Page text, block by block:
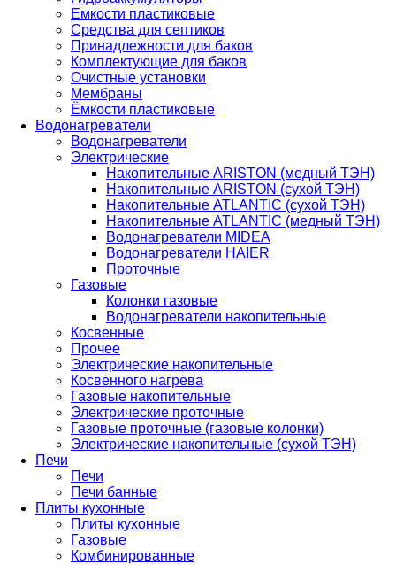
Емкости пластиковые
Средства для септиков
Принадлежности для баков
Комплектующие для баков
Очистные установки
Мембраны
Ёмкости пластиковые
Водонагреватели
Водонагреватели
Электрические
Накопительные ARISTON (медный ТЭН)
Накопительные ARISTON (сухой ТЭН)
Накопительные ATLANTIC (сухой ТЭН)
Накопительные ATLANTIC (медный ТЭН)
Водонагреватели MIDEA
Водонагреватели HAIER
Проточные
Газовые
Колонки газовые
Водонагреватели накопительные
Косвенные
Прочее
Электрические накопительные
Косвенного нагрева
Газовые накопительные
Электрические проточные
Газовые проточные (газовые колонки)
Электрические накопительные (сухой ТЭН)
Печи
Печи
Печи банные
Плиты кухонные
Плиты кухонные
Газовые
Комбинированные